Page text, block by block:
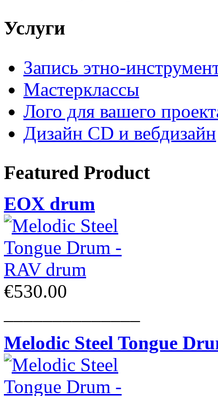
Услуги
Запись этно-
Мастерклассы
Лого для вашего
Дизайн CD и вебдизайн
Featured Product
EOX drum
€530.00
Melodic Steel Tongue